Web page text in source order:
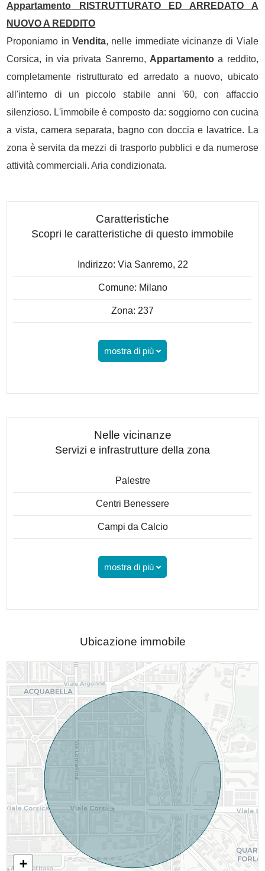
Appartamento RISTRUTTURATO ED ARREDATO A
NUOVO A REDDITO
Proponiamo in Vendita, nelle immediate vicinanze di Viale
Corsica, in via privata Sanremo, Appartamento a reddito,
completamente ristrutturato ed arredato a nuovo, ubicato
all'interno di un piccolo stabile anni '60, con affaccio
silenzioso. L'immobile è composto da: soggiorno con cucina
a vista, camera separata, bagno con doccia e lavatrice. La
zona è servita da mezzi di trasporto pubblici e da numerose
attività commerciali. Aria condizionata.
Caratteristiche
Scopri le caratteristiche di questo immobile
Indirizzo: Via Sanremo, 22
Comune: Milano
Zona: 237
mostra di più
Nelle vicinanze
Servizi e infrastrutture della zona
Palestre
Centri Benessere
Campi da Calcio
mostra di più
Ubicazione immobile
+